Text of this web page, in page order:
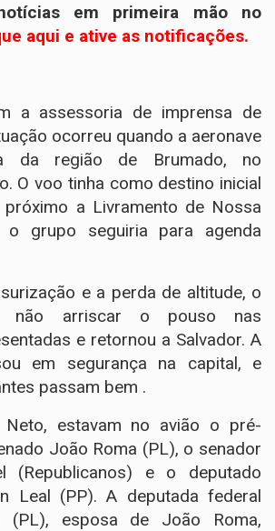
em primeira mão no
aqui e ative as notificações.
a assessoria de imprensa de
ocorreu quando a aeronave
da região de Brumado, no
O voo tinha como destino inicial
a Livramento de Nossa
o grupo seguiria para agenda
e a perda de altitude, o
não arriscar o pouso nas
e retornou a Salvador. A
em segurança na capital, e
passam bem .
estavam no avião o pré-
João Roma (PL), o senador
(Republicanos) e o deputado
Leal (PP). A deputada federal
(PL), esposa de João Roma,